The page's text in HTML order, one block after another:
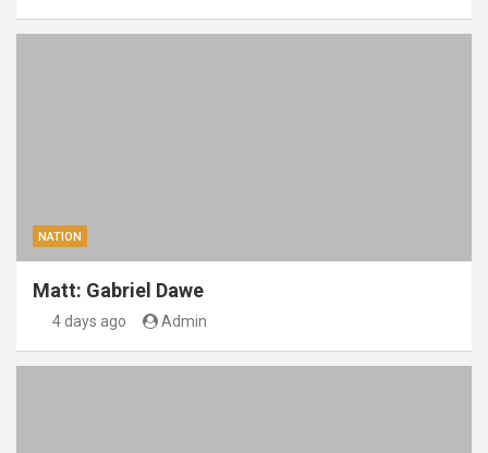
NATION
Matt: Gabriel Dawe
4 days ago Admin